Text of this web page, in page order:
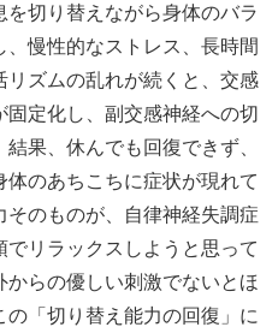
切り替えながら身体のバラ
慢性的なストレス、長時間
ズムの乱れが続くと、交感
定化し、副交感神経への切
果、休んでも回復できず、
のあちこちに症状が現れて
のものが、自律神経失調症
リラックスしようと思って
らの優しい刺激でないとほ
「切り替え能力の回復」に